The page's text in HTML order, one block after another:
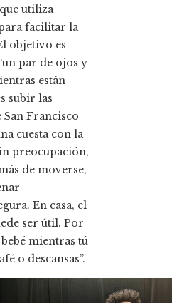
utiliza
facilitar la
objetivo es
par de ojos y
están
subir las
San Francisco
cuesta con la
preocupación,
de moverse,
En casa, el
ser útil. Por
mientras tú
o descansas”.